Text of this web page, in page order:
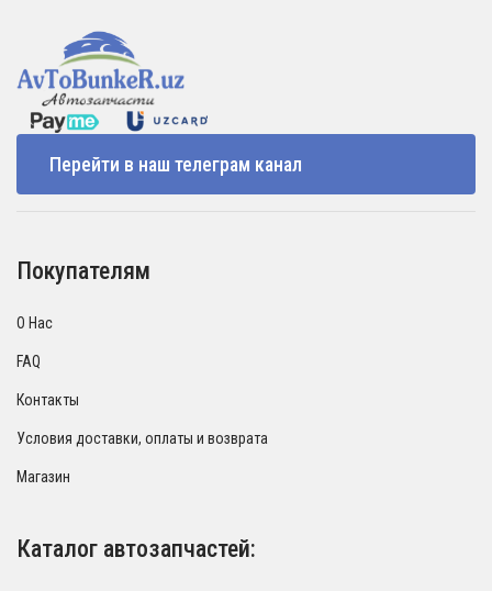
Перейти в наш телеграм канал
Покупателям
О Нас
FAQ
Контакты
Условия доставки, оплаты и возврата
Магазин
Каталог автозапчастей: